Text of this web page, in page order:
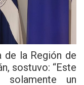
de la Región de
sostuvo: “Este
solamente un